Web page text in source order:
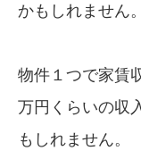
かもしれません。
物件１つで家賃
万円くらいの収
もしれません。